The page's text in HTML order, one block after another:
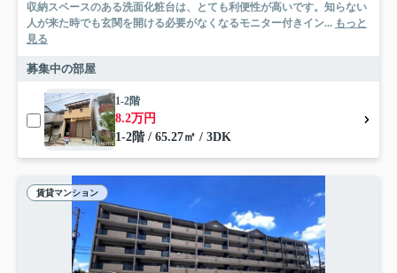
収納スペースのある洗面化粧台は、とても利便性が高いです。知らない
人が来た時でも玄関を開ける必要がなくなるモニター付きイン... もっと
見る
募集中の部屋
1-2階
8.2万円
1-2階 / 65.27㎡ / 3DK
賃貸マンション